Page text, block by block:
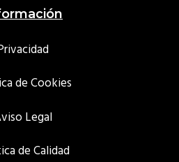
de Cookies
Legal
de Calidad